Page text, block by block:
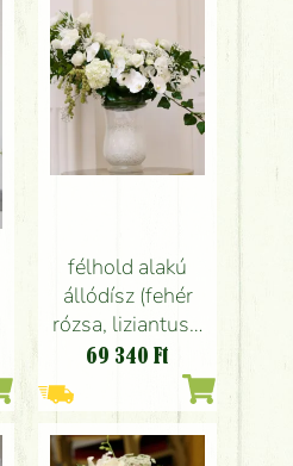
félhold alakú
állódísz (fehér
rózsa, liziantusz,
orchidea) esküvő
69 340 Ft